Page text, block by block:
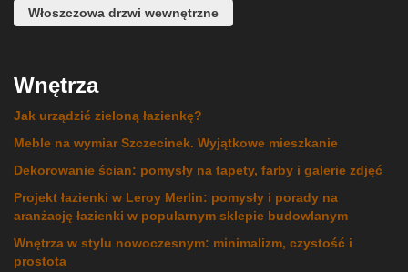
Włoszczowa drzwi wewnętrzne
Wnętrza
Jak urządzić zieloną łazienkę?
Meble na wymiar Szczecinek. Wyjątkowe mieszkanie
Dekorowanie ścian: pomysły na tapety, farby i galerie zdjęć
Projekt łazienki w Leroy Merlin: pomysły i porady na
aranżację łazienki w popularnym sklepie budowlanym
Wnętrza w stylu nowoczesnym: minimalizm, czystość i
prostota